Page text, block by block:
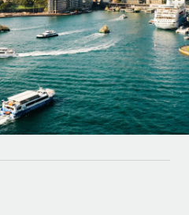
flujos de trabajo sin
RR. HH. integradas para tu
de IA con Remote
de RR. HH.
empresas.
estratégicos
HH. globales en tu
de puestos